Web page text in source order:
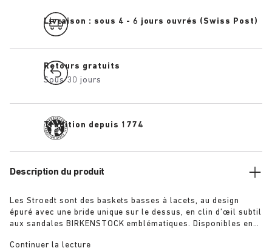
Livraison : sous 4 - 6 jours ouvrés (Swiss Post)
Retours gratuits
Sous 30 jours
Tradition depuis 1774
Description du produit
Les Stroedt sont des baskets basses à lacets, au design
épuré avec une bride unique sur le dessus, en clin d’œil subtil
aux sandales BIRKENSTOCK emblématiques. Disponibles en
Continuer la lecture